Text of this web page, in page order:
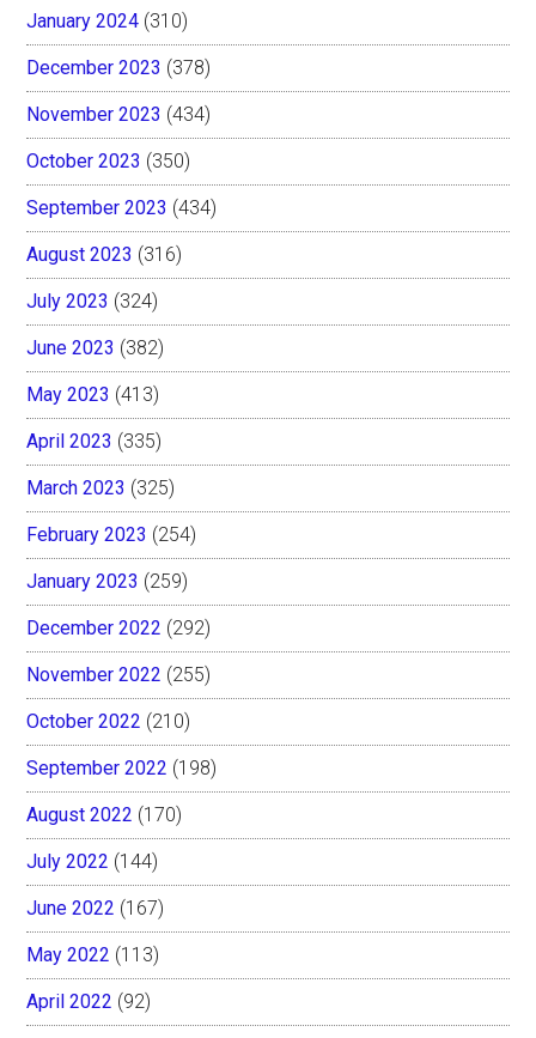
January 2024 (310)
December 2023 (378)
November 2023 (434)
October 2023 (350)
September 2023 (434)
August 2023 (316)
July 2023 (324)
June 2023 (382)
May 2023 (413)
April 2023 (335)
March 2023 (325)
February 2023 (254)
January 2023 (259)
December 2022 (292)
November 2022 (255)
October 2022 (210)
September 2022 (198)
August 2022 (170)
July 2022 (144)
June 2022 (167)
May 2022 (113)
April 2022 (92)